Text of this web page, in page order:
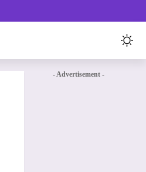
- Advertisement -